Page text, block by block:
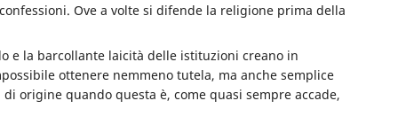
Ove a volte si difende la religione prima della
e la barcollante laicità delle istituzioni creano in
ottenere nemmeno tutela, ma anche semplice
origine quando questa è, come quasi sempre accade,